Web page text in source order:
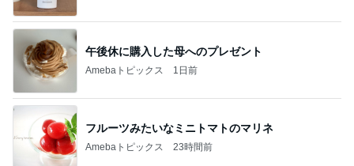
午後休に購入した母へのプレゼント
Amebaトピックス 1日前
フルーツみたいなミニトマトのマリネ
Amebaトピックス 23時間前